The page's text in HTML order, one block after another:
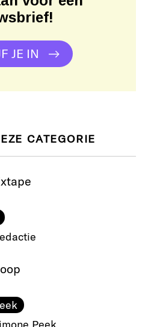
JE IN
CATEGORIE
Peek